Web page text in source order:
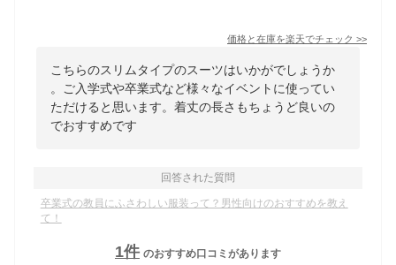
価格と在庫を楽天でチェック >>
こちらのスリムタイプのスーツはいかがでしょうか
。ご入学式や卒業式など様々なイベントに使ってい
ただけると思います。着丈の長さもちょうど良いの
でおすすめです
回答された質問
卒業式の教員にふさわしい服装って？男性向けのおすすめを教え
て！
1件 のおすすめ口コミがあります